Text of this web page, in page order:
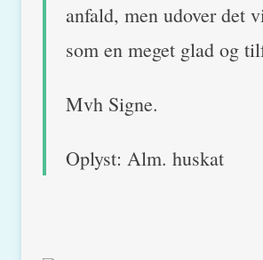
anfald, men udover det
som en meget glad og
Mvh Signe.
Oplyst: Alm. huskat